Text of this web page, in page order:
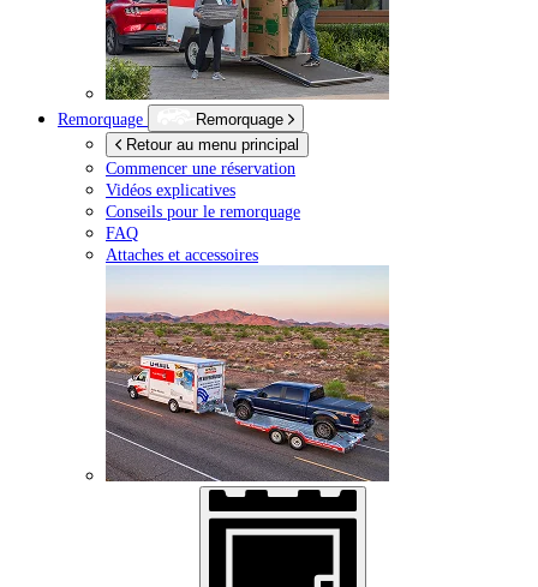
Remorquage
Remorquage
Retour au menu principal
Commencer une réservation
Vidéos explicatives
Conseils pour le remorquage
FAQ
Attaches et accessoires